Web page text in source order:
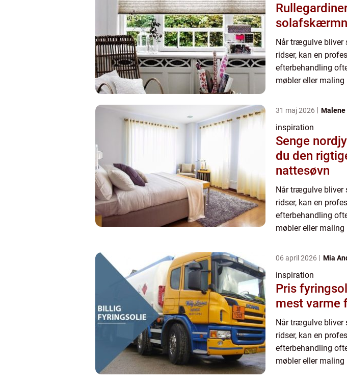
Rullegardiner
Når trægulve bliver
ridser, kan en
efterbehandling
møbler eller
31 maj 2026 Malene
inspiration
Senge nordjylland
du den
nattesøvn
Når trægulve bliver
ridser, kan en
efterbehandling
møbler eller
06 april 2026 Mia
inspiration
Pris fyringsolie sådan
mest varme
Når trægulve bliver
ridser, kan en
efterbehandling
møbler eller